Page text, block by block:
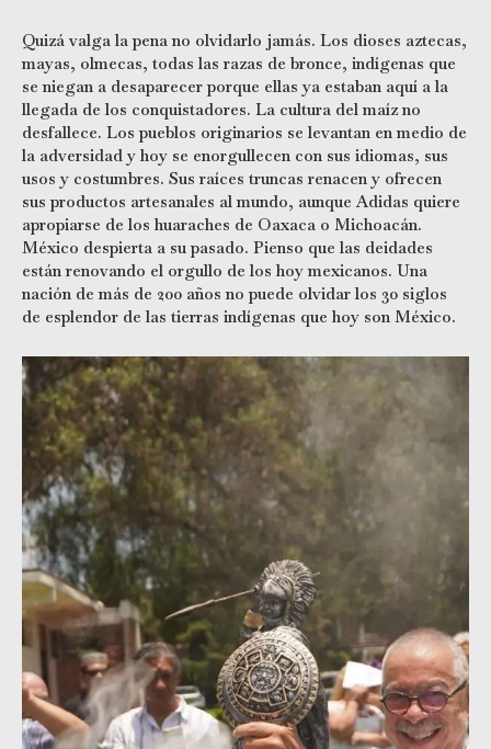
Quizá valga la pena no olvidarlo jamás. Los dioses aztecas,
mayas, olmecas, todas las razas de bronce, indígenas que
se niegan a desaparecer porque ellas ya estaban aquí a la
llegada de los conquistadores. La cultura del maíz no
desfallece. Los pueblos originarios se levantan en medio de
la adversidad y hoy se enorgullecen con sus idiomas, sus
usos y costumbres. Sus raíces truncas renacen y ofrecen
sus productos artesanales al mundo, aunque Adidas quiere
apropiarse de los huaraches de Oaxaca o Michoacán.
México despierta a su pasado. Pienso que las deidades
están renovando el orgullo de los hoy mexicanos. Una
nación de más de 200 años no puede olvidar los 30 siglos
de esplendor de las tierras indígenas que hoy son México.